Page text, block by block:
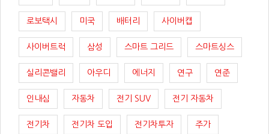
로보택시 미국 배터리 사이버캡
사이버트럭 삼성 스마트 그리드 스마트싱스
실리콘밸리 아우디 에너지 연구 연준
인내심 자동차 전기 SUV 전기 자동차
전기차 전기차 도입 전기차투자 주가